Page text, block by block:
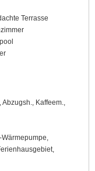
Terrasse
Kaffeem.,